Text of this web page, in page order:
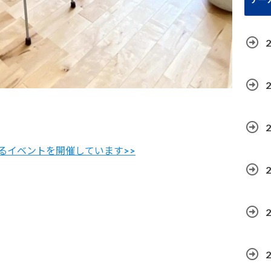
イベントを開催しています>>